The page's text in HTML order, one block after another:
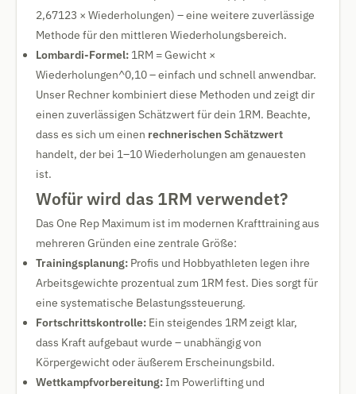
2,67123 × Wiederholungen) – eine weitere zuverlässige
Methode für den mittleren Wiederholungsbereich.
Lombardi-Formel: 1RM = Gewicht ×
Wiederholungen^0,10 – einfach und schnell anwendbar.
Unser Rechner kombiniert diese Methoden und zeigt dir
einen zuverlässigen Schätzwert für dein 1RM. Beachte,
dass es sich um einen rechnerischen Schätzwert
handelt, der bei 1–10 Wiederholungen am genauesten
ist.
Wofür wird das 1RM verwendet?
Das One Rep Maximum ist im modernen Krafttraining aus
mehreren Gründen eine zentrale Größe:
Trainingsplanung: Profis und Hobbyathleten legen ihre
Arbeitsgewichte prozentual zum 1RM fest. Dies sorgt für
eine systematische Belastungssteuerung.
Fortschrittskontrolle: Ein steigendes 1RM zeigt klar,
dass Kraft aufgebaut wurde – unabhängig von
Körpergewicht oder äußerem Erscheinungsbild.
Wettkampfvorbereitung:Im Powerlifting und